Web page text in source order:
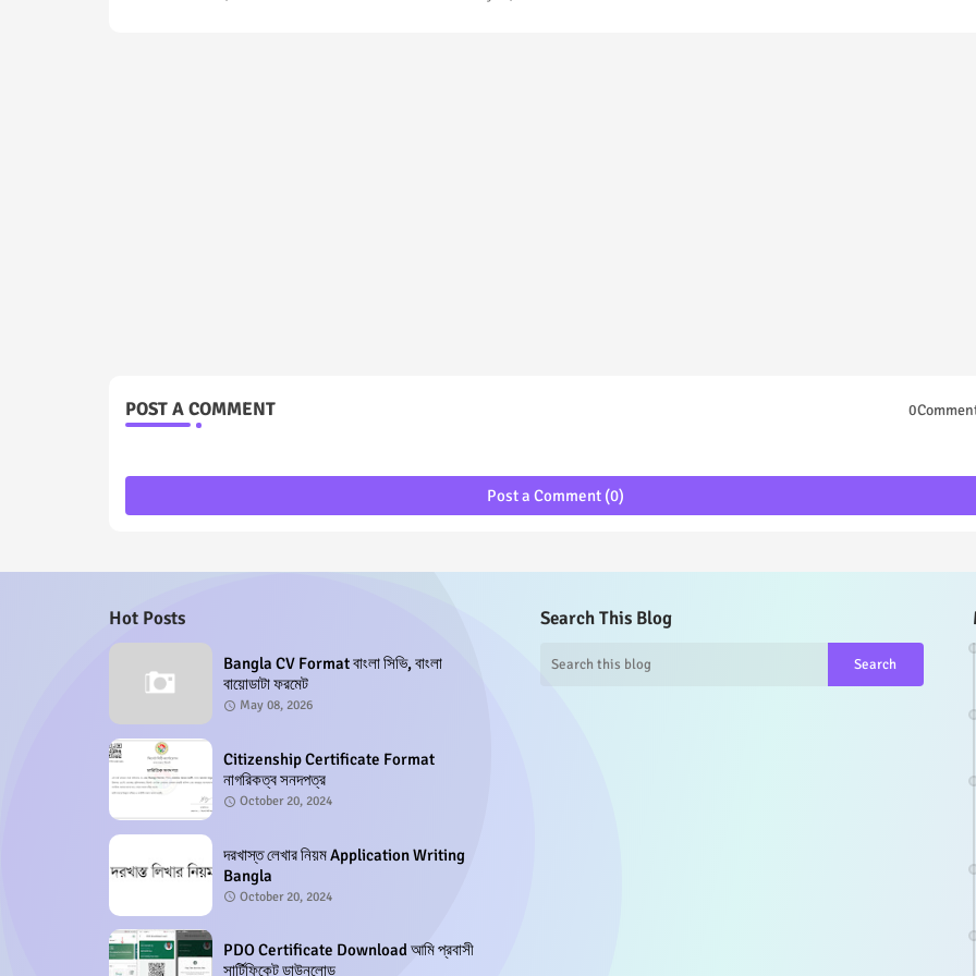
POST A COMMENT
Post a Comment (0)
Hot Posts
Bangla CV Format বাংলা সিভি, বাংলা
বায়োডাটা ফরমেট
May 08, 2026
Citizenship Certificate Format
নাগরিকত্ব সনদপত্র
October 20, 2024
দরখাস্ত লেখার নিয়ম Application Writing
Bangla
October 20, 2024
PDO Certificate Download আমি প্রবাসী
সার্টিফিকেট ডাউনলোড
Search This Blog